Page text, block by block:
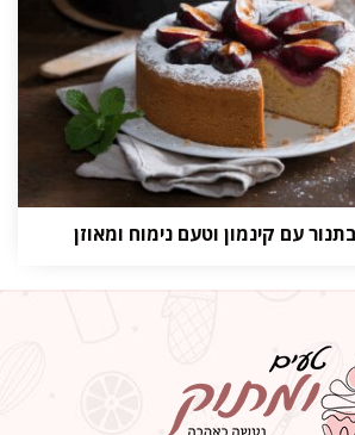
עם קינמון וטעם נימוח ומאוזן